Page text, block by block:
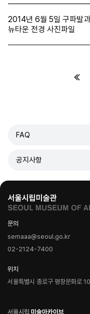
2014년 6월 5일 구파발
뉴타운 전경 사진파일
FAQ
공지사항
문의
semaaa@seoul.go.kr
02-2124-7400
위치
서울특별시 종로구 평창문화로
로